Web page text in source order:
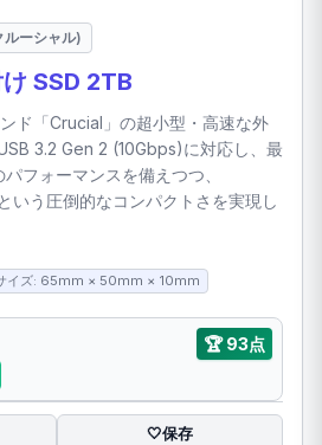
ーシャル)
SSD 2TB
ド「Crucial」の超小型・高速な外
3.2 Gen 2 (10Gbps)に対応し、最
フォーマンスを備えつつ、
いう圧倒的なコンパクトさを実現し
イズ: 65mm × 50mm × 10mm
🏆93点
🤍保存